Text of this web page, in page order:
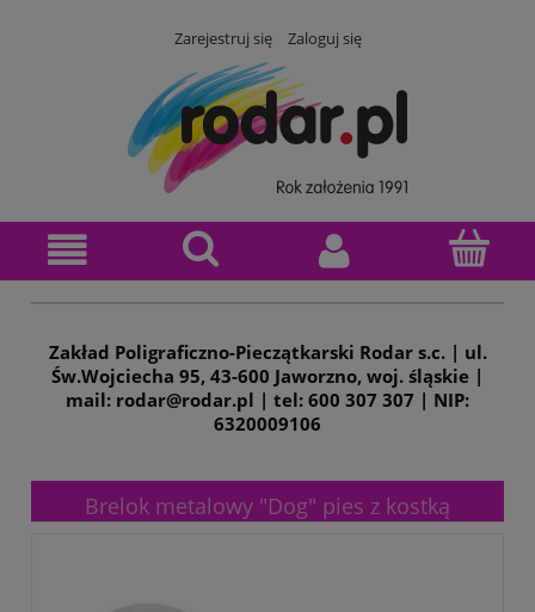
Zarejestruj się Zaloguj się
Zakład Poligraficzno-Pieczątkarski Rodar s.c. | ul.
Św.Wojciecha 95, 43-600 Jaworzno, woj. śląskie |
mail: rodar@rodar.pl | tel: 600 307 307 | NIP:
6320009106
Brelok metalowy "Dog" pies z kostką